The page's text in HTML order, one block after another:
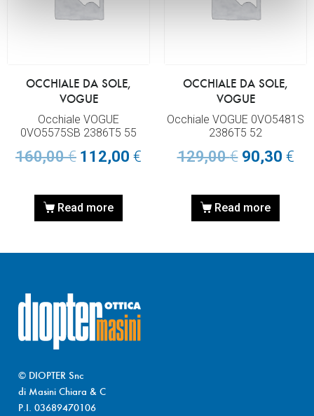
OCCHIALE DA SOLE,
VOGUE
Occhiale VOGUE
0VO5575SB 2386T5 55
160,00€ 112,00 €
Read more
OCCHIALE DA SOLE,
VOGUE
Occhiale VOGUE 0VO5481S
2386T5 52
129,00€ 90,30 €
Read more
© DIOPTER Snc
di Masini Chiara & C
P.I. 03689470106